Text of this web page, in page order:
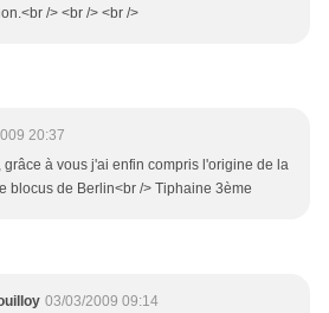
/> <br /> <br />
20:37
grâce à vous j'ai enfin compris l'origine de la
blocus de Berlin<br /> Tiphaine 3ème
03/03/2009 09:14